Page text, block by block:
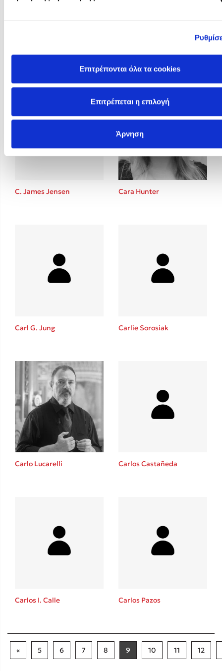
Επιτρέπονται όλα τα cookies
Επιτρέπεται η επιλογή
Άρνηση
Brigitte Giraud BTS
C. James Jensen Cara Hunter
Carl G. Jung Carlie Sorosiak
Carlo Lucarelli Carlos Castañeda
Carlos I. Calle Carlos Pazos
« 5 6 7 8 9 10 11 12